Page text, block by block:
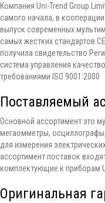
Компания Uni-Trend Group
самого начала, в
выпуск современных
самых жестких стандартов
получила свидетельство
система управления
требованиями ISO 9001:2000
Поставляемый
Основной ассортимент это
мегаомметры,
для измерения
ассортимент поставок
комплектующие к приборам
Оригинальная